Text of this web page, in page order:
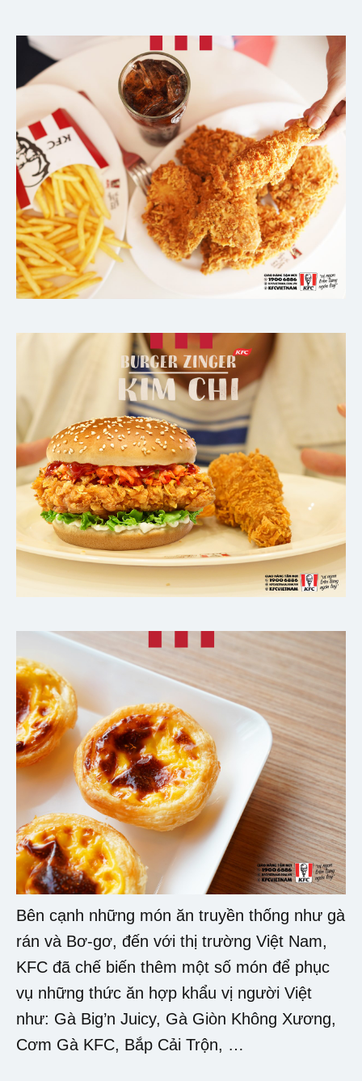
Bên cạnh những món ăn truyền thống như gà
rán và Bơ-gơ, đến với thị trường Việt Nam,
KFC đã chế biến thêm một số món để phục
vụ những thức ăn hợp khẩu vị người Việt
như: Gà Big’n Juicy, Gà Giòn Không Xương,
Cơm Gà KFC, Bắp Cải Trộn, …